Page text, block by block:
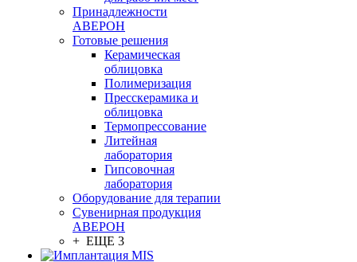
Принадлежности
АВЕРОН
Готовые решения
Керамическая
облицовка
Полимеризация
Пресскерамика и
облицовка
Термопрессование
Литейная
лаборатория
Гипсовочная
лаборатория
Оборудование для терапии
Сувенирная продукция
АВЕРОН
+ ЕЩЕ 3